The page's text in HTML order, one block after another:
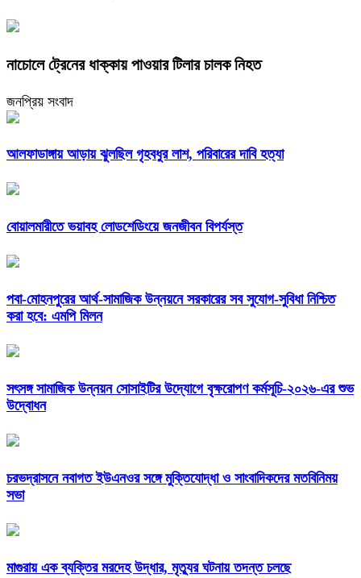
নাচোলে ট্রেনের ধাক্কায় পাওয়ার টিলার চালক নিহত
জনপ্রিয় সংবাদ
আলফাডাঙ্গায় আড়ায় ঝুলছিল গৃহবধুর লাশ, পরিবারের দাবি হত্যা
বোয়ালমারীতে ভয়াবহ লোডশেডিংয়ে জনজীবন বিপর্যস্ত
পবা-মোহনপুরের আর্থ-সামাজিক উন্নয়নে সরকারের সব সুযোগ-সুবিধা নিশ্চিত
করা হবে: এমপি মিলন
সৎসঙ্গ সামাজিক উন্নয়ন সোসাইটির উদ্যোগে বৃক্ষরোপণ কর্মসূচি-২০২৬-এর শুভ
উদ্বোধন
চরভদ্রাসনে নবাগত ইউএনওর সঙ্গে মুক্তিযোদ্ধা ও সাংবাদিকদের মতবিনিময়
সভা
মাগুরায় এক ব্যক্তির মরদেহ উদ্ধার, মৃত্যুর ঘটনায় তদন্ত চলছে